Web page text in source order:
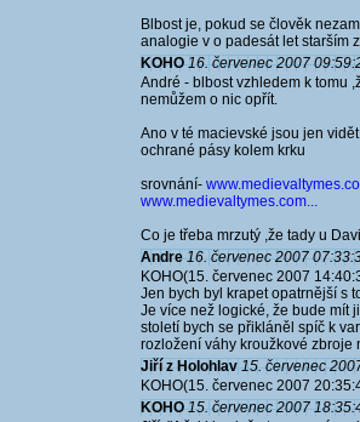
Blbost je, pokud se člověk
analogie v o padesát let starším
KOHO 16. červenec 2007
André - blbost vzhledem k tomu
nemůžem o nic opřít.
Ano v té macievské jsou jen
ochrané pásy kolem krku
srovnání-
www.medievaltymes.com...
Co je třeba mrzutý ,že tady u
Andre 16. červenec 2007
KOHO(15. červenec 2007
Jen bych byl krapet opatrnější s
Je více než logické, že bude mít
století bych se přikláněl spíč k
rozložení váhy kroužkové zbroje
Jiří z Holohlav 15. červenec
KOHO(15. červenec 2007
KOHO 15. červenec 2007